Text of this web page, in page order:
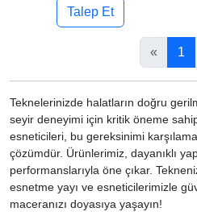
Talep Et
« 1
Teknelerinizde halatların doğru
seyir deneyimi için kritik öneme
esneticileri, bu gereksinimi
çözümdür. Ürünlerimiz, dayanıklı
performanslarıyla öne çıkar.
esnetme yayı ve esneticilerimizle
maceranızı doyasıya yaşayın!